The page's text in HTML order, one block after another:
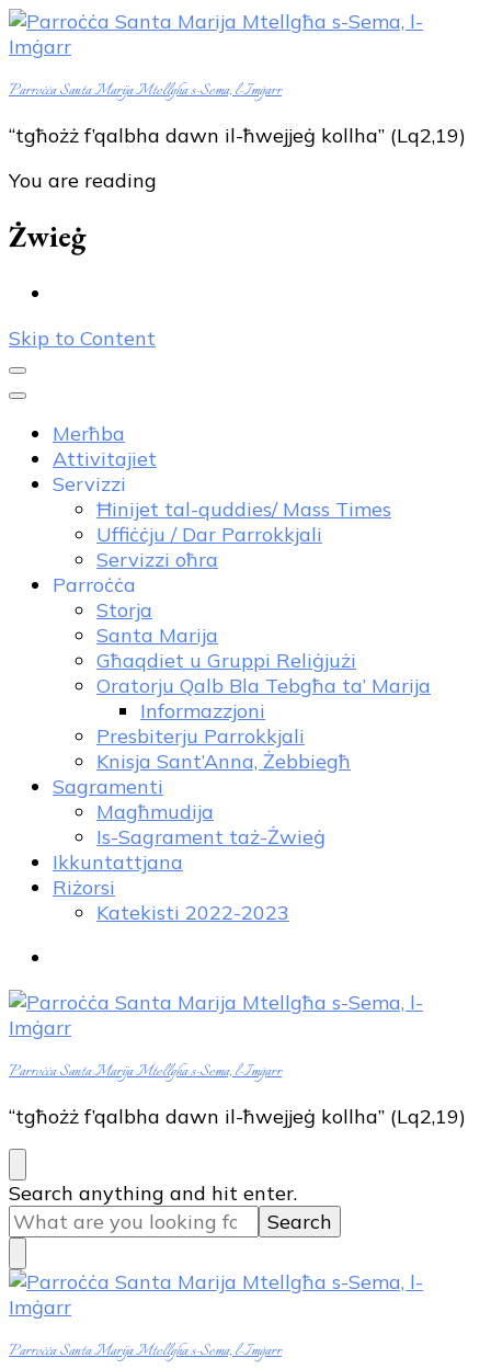
Parroċċa Santa Marija Mtellgħa s-Sema, l-Imġarr
“tgħożż f’qalbha dawn il-ħwejjeġ kollha” (Lq2,19)
You are reading
Żwieġ
Skip to Content
Merħba
Attivitajiet
Servizzi
Ħinijet tal-quddies/ Mass Times
Uffiċċju / Dar Parrokkjali
Servizzi oħra
Parroċċa
Storja
Santa Marija
Għaqdiet u Gruppi Reliġjużi
Oratorju Qalb Bla Tebgħa ta’ Marija
Informazzjoni
Presbiterju Parrokkjali
Knisja Sant’Anna, Żebbiegħ
Sagramenti
Magħmudija
Is-Sagrament taż-Żwieġ
Ikkuntattjana
Riżorsi
Katekisti 2022-2023
Parroċċa Santa Marija Mtellgħa s-Sema, l-Imġarr
“tgħożż f’qalbha dawn il-ħwejjeġ kollha” (Lq2,19)
Looking
for
Something?
Search anything and hit enter.
Parroċċa Santa Marija Mtellgħa s-Sema, l-Imġarr